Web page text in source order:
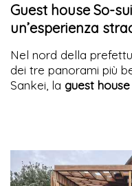
Guest house So-
un’esperienza
Nel nord della
dei tre panorami più
Sankei, la guest
tradizione e